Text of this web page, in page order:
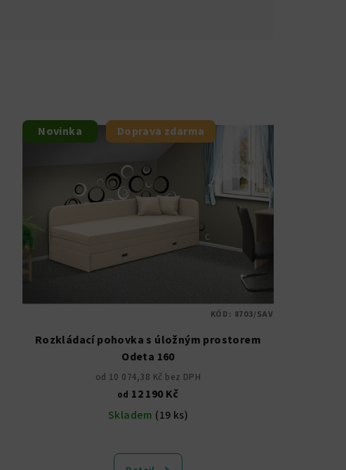
Novinka Doprava zdarma
Rozkládací pohovka s úložným prostorem
Odeta 160
od 10 074,38 Kč bez DPH
od 12 190 Kč
Skladem (19 ks)
hodnocení
KÓD: 8703/SAV